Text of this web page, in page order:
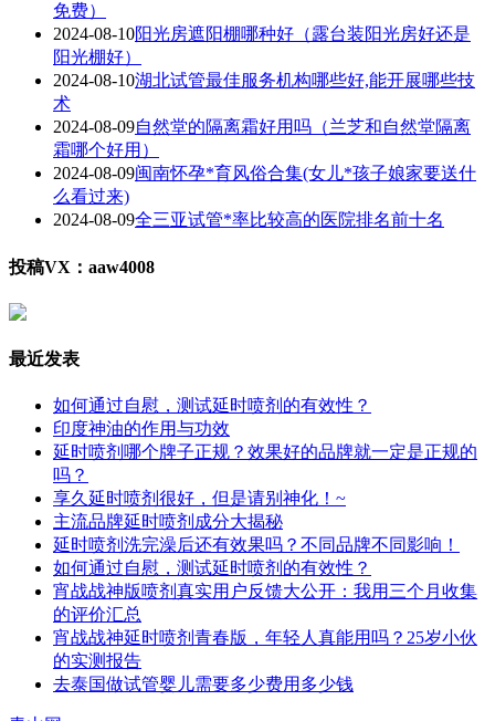
免费）
2024-08-10阳光房遮阳棚哪种好（露台装阳光房好还是
阳光棚好）
2024-08-10湖北试管最佳服务机构哪些好,能开展哪些技
术
2024-08-09自然堂的隔离霜好用吗（兰芝和自然堂隔离
霜哪个好用）
2024-08-09闽南怀孕*育风俗合集(女儿*孩子娘家要送什
么看过来)
2024-08-09全三亚试管*率比较高的医院排名前十名
投稿VX：aaw4008
最近发表
如何通过自慰，测试延时喷剂的有效性？
印度神油的作用与功效
延时喷剂哪个牌子正规？效果好的品牌就一定是正规的
吗？
享久延时喷剂很好，但是请别神化！~
主流品牌延时喷剂成分大揭秘
延时喷剂洗完澡后还有效果吗？不同品牌不同影响！
如何通过自慰，测试延时喷剂的有效性？
宵战战神版喷剂真实用户反馈大公开：我用三个月收集
的评价汇总
宵战战神延时喷剂青春版，年轻人真能用吗？25岁小伙
的实测报告
去泰国做试管婴儿需要多少费用多少钱